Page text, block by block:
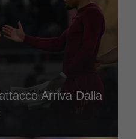
Arriva Dalla